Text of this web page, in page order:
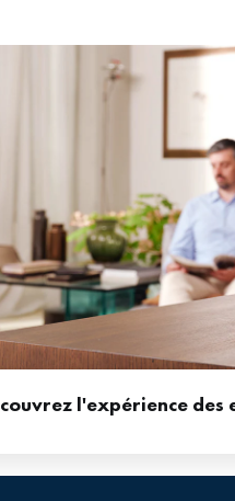
l'expérience des